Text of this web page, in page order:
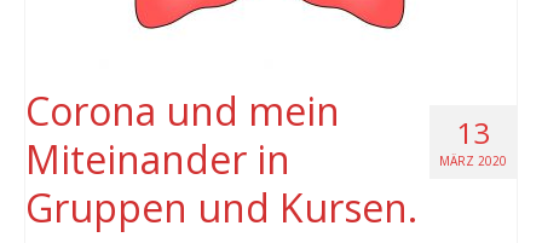
13
MÄRZ 2020
Corona und mein
Miteinander in
Gruppen und Kursen.